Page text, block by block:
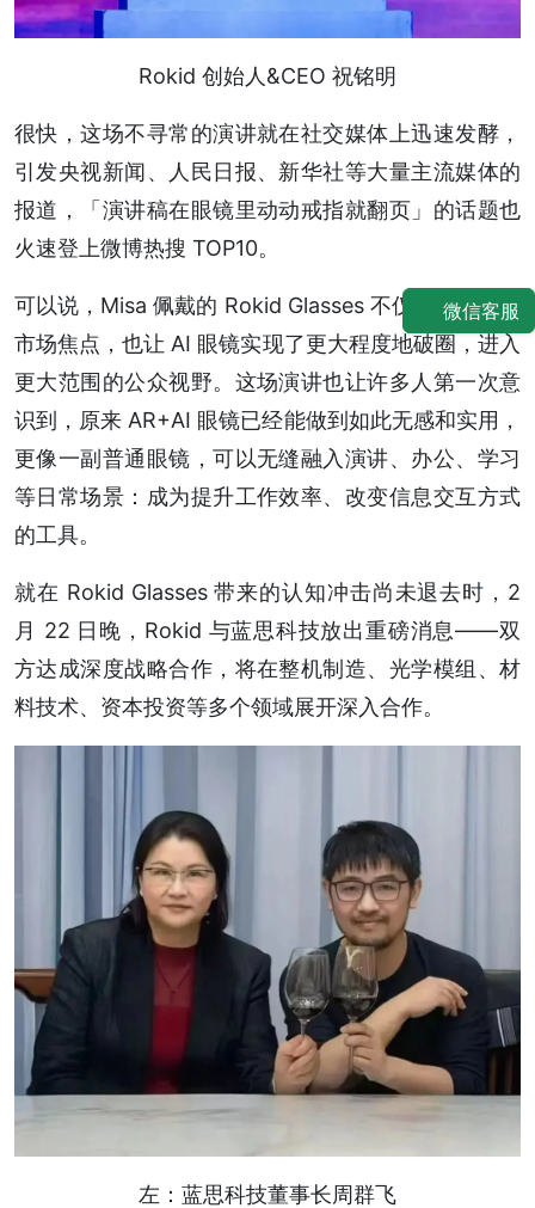
Rokid 创始人&CEO 祝铭明
很快，这场不寻常的演讲就在社交媒体上迅速发酵，
引发央视新闻、人民日报、新华社等大量主流媒体的
报道，「演讲稿在眼镜里动动戒指就翻页」的话题也
火速登上微博热搜 TOP10。
可以说，Misa 佩戴的 Rokid Glasses 不仅再度成为了
市场焦点，也让 AI 眼镜实现了更大程度地破圈，进入
更大范围的公众视野。这场演讲也让许多人第一次意
识到，原来 AR+AI 眼镜已经能做到如此无感和实用，
更像一副普通眼镜，可以无缝融入演讲、办公、学习
等日常场景：成为提升工作效率、改变信息交互方式
的工具。
就在 Rokid Glasses 带来的认知冲击尚未退去时，2
月 22 日晚，Rokid 与蓝思科技放出重磅消息——双
方达成深度战略合作，将在整机制造、光学模组、材
料技术、资本投资等多个领域展开深入合作。
左：蓝思科技董事长周群飞
微信客服